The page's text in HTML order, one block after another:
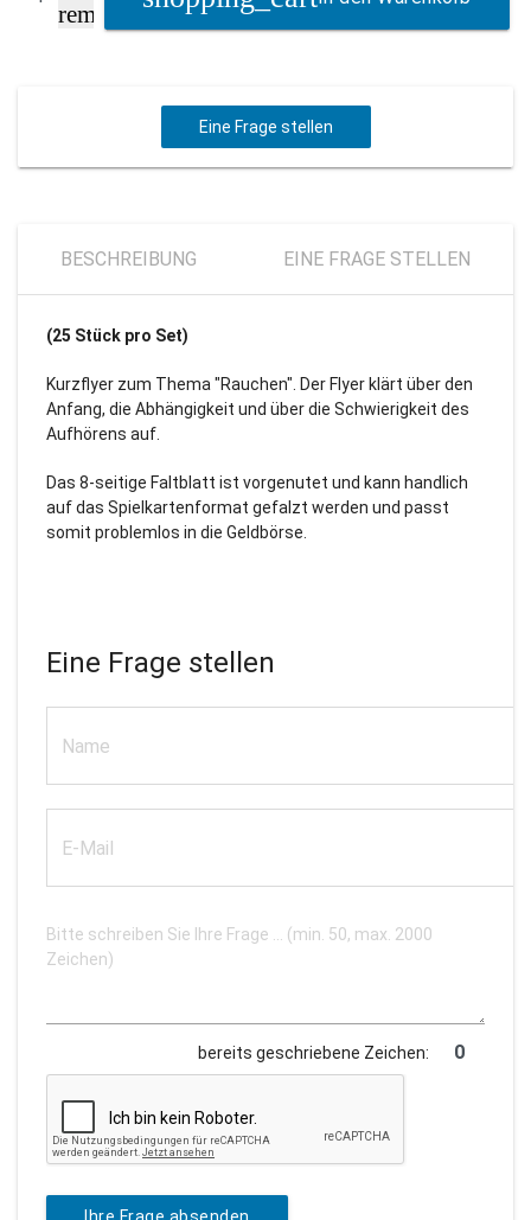
remove
Eine Frage stellen
BESCHREIBUNG EINE FRAGE STELLEN
(25 Stück pro Set)
Kurzflyer zum Thema "Rauchen". Der Flyer klärt über den
Anfang, die Abhängigkeit und über die Schwierigkeit des
Aufhörens auf.
Das 8-seitige Faltblatt ist vorgenutet und kann handlich
auf das Spielkartenformat gefalzt werden und passt
somit problemlos in die Geldbörse.
Eine Frage stellen
bereits geschriebene Zeichen: